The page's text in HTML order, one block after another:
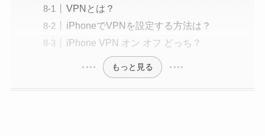
VPNとは？
iPhoneでVPNを設定する方法は？
iPhone VPN オン オフ どっち？
もっと見る